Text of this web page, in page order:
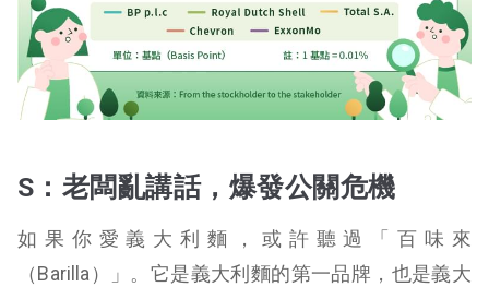
S：老闆亂講話，爆發公關危機
如果你愛義大利麵，或許聽過「百味來
（Barilla）」。它是義大利麵的第一品牌，也是義大